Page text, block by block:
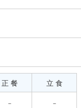
正 餐
－
立 食
－